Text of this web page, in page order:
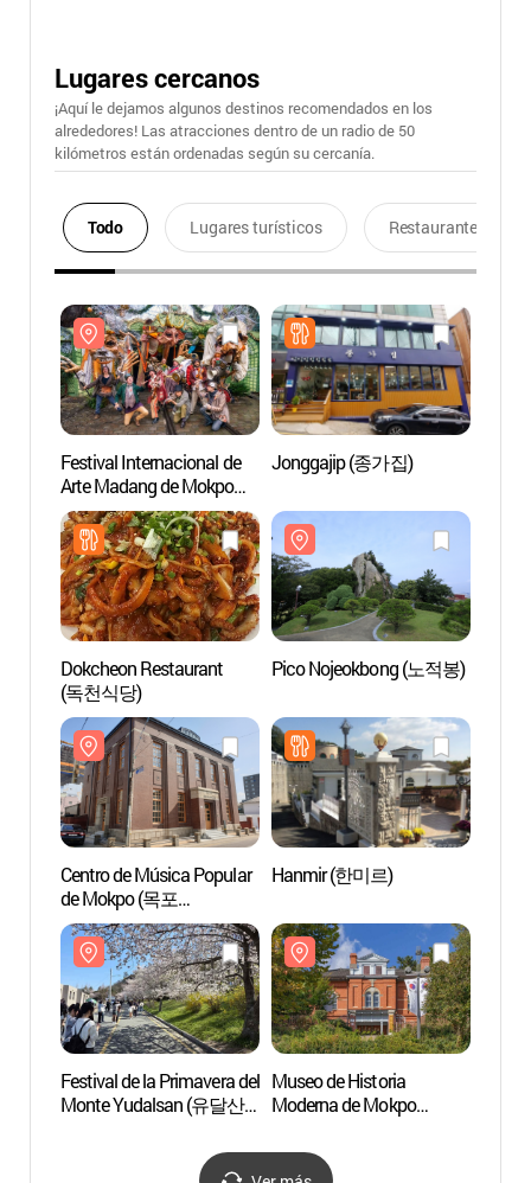
Lugares cercanos
¡Aquí le dejamos algunos destinos recomendados en los
alrededores! Las atracciones dentro de un radio de 50
kilómetros están ordenadas según su cercanía.
Todo Lugares turísticos Restaurantes
Festival Internacional de
Arte Madang de Mokpo
(목포세계마당페스티벌)
Jonggajip (종가집)
Dokcheon Restaurant
(독천식당)
Pico Nojeokbong (노적봉)
Centro de Música Popular
de Mokpo (목포
대중음악의 전당)
Hanmir (한미르)
Festival de la Primavera del
Monte Yudalsan (유달산
Museo de Historia
Moderna de Mokpo
(목포근대역사관 1관)